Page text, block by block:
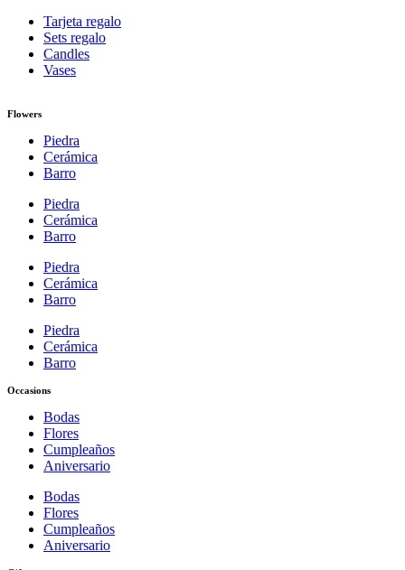
Tarjeta regalo
Sets regalo
Candles
Vases
Flowers
Piedra
Cerámica
Barro
Piedra
Cerámica
Barro
Piedra
Cerámica
Barro
Piedra
Cerámica
Barro
Occasions
Bodas
Flores
Cumpleaños
Aniversario
Bodas
Flores
Cumpleaños
Aniversario